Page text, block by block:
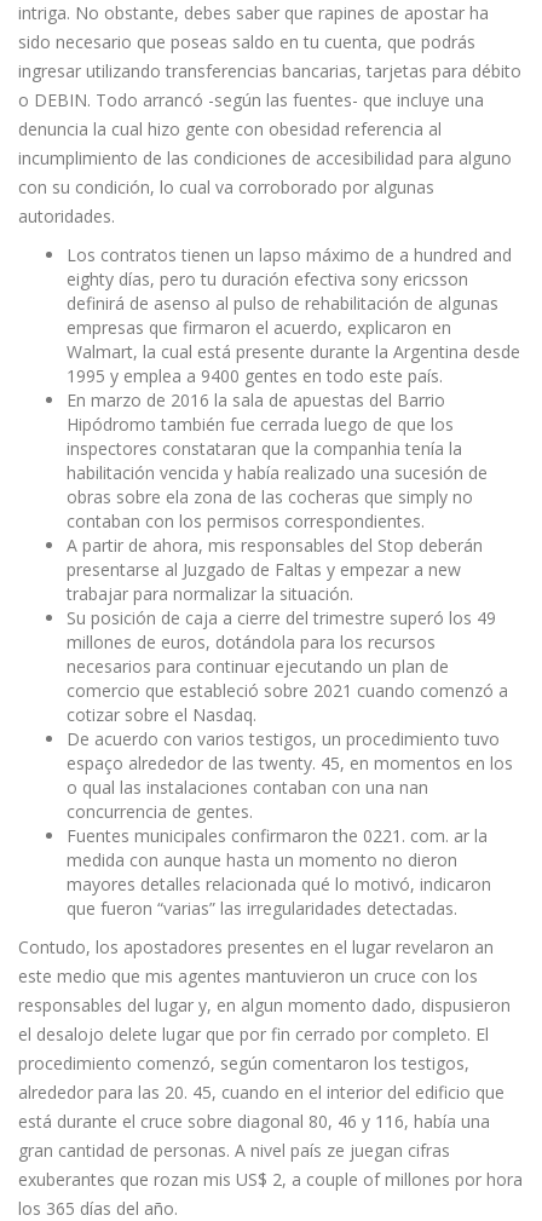
intriga. No obstante, debes saber que rapines de apostar ha
sido necesario que poseas saldo en tu cuenta, que podrás
ingresar utilizando transferencias bancarias, tarjetas para débito
o DEBIN. Todo arrancó -según las fuentes- que incluye una
denuncia la cual hizo gente con obesidad referencia al
incumplimiento de las condiciones de accesibilidad para alguno
con su condición, lo cual va corroborado por algunas
autoridades.
Los contratos tienen un lapso máximo de a hundred and
eighty días, pero tu duración efectiva sony ericsson
definirá de asenso al pulso de rehabilitación de algunas
empresas que firmaron el acuerdo, explicaron en
Walmart, la cual está presente durante la Argentina desde
1995 y emplea a 9400 gentes en todo este país.
En marzo de 2016 la sala de apuestas del Barrio
Hipódromo también fue cerrada luego de que los
inspectores constataran que la companhia tenía la
habilitación vencida y había realizado una sucesión de
obras sobre ela zona de las cocheras que simply no
contaban con los permisos correspondientes.
A partir de ahora, mis responsables del Stop deberán
presentarse al Juzgado de Faltas y empezar a new
trabajar para normalizar la situación.
Su posición de caja a cierre del trimestre superó los 49
millones de euros, dotándola para los recursos
necesarios para continuar ejecutando un plan de
comercio que estableció sobre 2021 cuando comenzó a
cotizar sobre el Nasdaq.
De acuerdo con varios testigos, un procedimiento tuvo
espaço alrededor de las twenty. 45, en momentos en los
o qual las instalaciones contaban con una nan
concurrencia de gentes.
Fuentes municipales confirmaron the 0221. com. ar la
medida con aunque hasta un momento no dieron
mayores detalles relacionada qué lo motivó, indicaron
que fueron “varias” las irregularidades detectadas.
Contudo, los apostadores presentes en el lugar revelaron an
este medio que mis agentes mantuvieron un cruce con los
responsables del lugar y, en algun momento dado, dispusieron
el desalojo delete lugar que por fin cerrado por completo. El
procedimiento comenzó, según comentaron los testigos,
alrededor para las 20. 45, cuando en el interior del edificio que
está durante el cruce sobre diagonal 80, 46 y 116, había una
gran cantidad de personas. A nivel país ze juegan cifras
exuberantes que rozan mis US$ 2, a couple of millones por hora
los 365 días del año.